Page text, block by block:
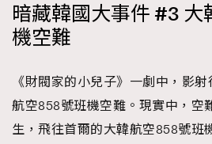
暗藏韓國大事件 #3 大
機空難
《財閥家的小兒子》一劇中，影
航空858號班機空難。現實中，空
生，飛往首爾的大韓航空858號班